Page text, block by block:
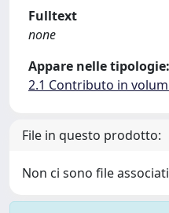
Fulltext
none
Appare nelle tipologie:
2.1 Contributo in
File in questo prodotto:
Non ci sono file